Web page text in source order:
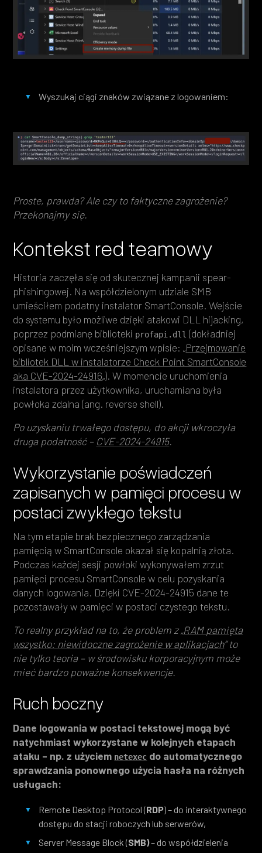
Wyszukaj ciągi znaków związane z logowaniem:
Proste, prawda? Ale czy to faktyczne zagrożenie?
Przekonajmy się.
Kontekst red teamowy
Historia zaczęła się od skutecznej kampanii spear-
phishingowej. Na współdzielonym udziale SMB
umieściłem podatny instalator SmartConsole. Wejście
do systemu było możliwe dzięki atakowi DLL hijacking,
poprzez podmianę biblioteki profapi.dll (dokładniej
opisane w moim wcześniejszym wpisie: „Przejmowanie
bibliotek DLL w instalatorze Check Point SmartConsole
aka CVE-2024-24916„). W momencie uruchomienia
instalatora przez użytkownika, uruchamiana była
powłoka zdalna (ang. reverse shell).
Po uzyskaniu trwałego dostępu, do akcji wkroczyła
druga podatność – CVE-2024-24915.
Wykorzystanie poświadczeń
zapisanych w pamięci procesu w
postaci zwykłego tekstu
Na tym etapie brak bezpiecznego zarządzania
pamięcią w SmartConsole okazał się kopalnią złota.
Podczas każdej sesji powłoki wykonywałem zrzut
pamięci procesu SmartConsole w celu pozyskania
danych logowania. Dzięki CVE-2024-24915 dane te
pozostawały w pamięci w postaci czystego tekstu.
To realny przykład na to, że problem z „RAM pamięta
wszystko: niewidoczne zagrożenie w aplikacjach” to
nie tylko teoria – w środowisku korporacyjnym może
mieć bardzo poważne konsekwencje.
Ruch boczny
Dane logowania w postaci tekstowej mogą być
natychmiast wykorzystane w kolejnych etapach
ataku – np. z użyciem netexec do automatycznego
sprawdzania ponownego użycia hasła na różnych
usługach:
Remote Desktop Protocol (RDP) – do interaktywnego
dostępu do stacji roboczych lub serwerów,
Server Message Block (SMB)– do współdzielenia